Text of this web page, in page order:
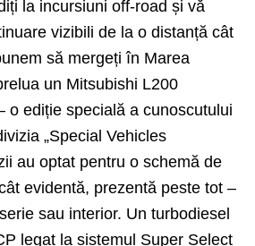
la incursiuni off-road și vă
vizibili de la o distanță cât
să mergeți în Marea
un Mitsubishi L200
o ediție specială a cunoscutului
„Special Vehicles
au optat pentru o schemă de
evidentă, prezentă peste tot –
sau interior. Un turbodiesel
legat la sistemul Super Select